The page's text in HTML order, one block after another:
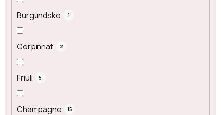
Burgundsko 1
Corpinnat 2
Friuli 5
Champagne 15